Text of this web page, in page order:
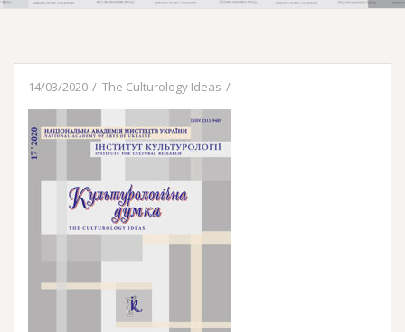
14/03/2020 The Culturology Ideas